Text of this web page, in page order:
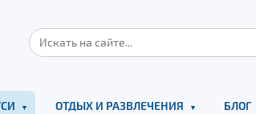
ОТДЫХ И РАЗВЛЕЧЕНИЯ БЛОГ